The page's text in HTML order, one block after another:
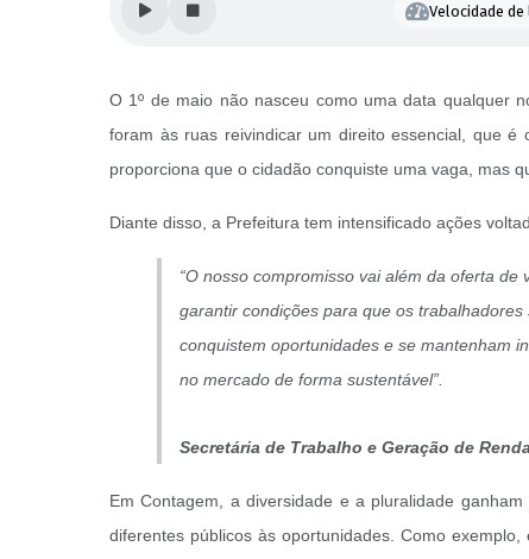
Velocidade de
O 1º de maio não nasceu como uma data qualquer
foram às ruas reivindicar um direito essencial, que
proporciona que o cidadão conquiste uma vaga, mas
Diante disso, a Prefeitura tem intensificado ações
“O nosso compromisso vai além da oferta de
garantir condições para que os trabalhadores
conquistem oportunidades e se mantenham
no mercado de forma sustentável”.
Secretária de Trabalho e Geração de
Em Contagem, a diversidade e a pluralidade
diferentes públicos às oportunidades. Como